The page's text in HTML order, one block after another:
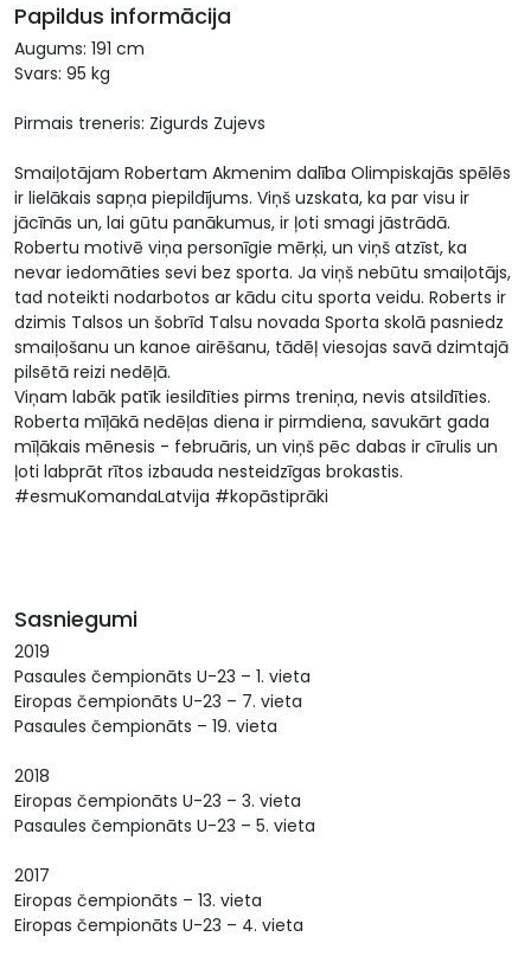
Papildus informācija
Augums: 191 cm
Svars: 95 kg
Pirmais treneris: Zigurds Zujevs
Smaiļotājam Robertam Akmenim dalība Olimpiskajās spēlēs
ir lielākais sapņa piepildījums. Viņš uzskata, ka par visu ir
jācīnās un, lai gūtu panākumus, ir ļoti smagi jāstrādā.
Robertu motivē viņa personīgie mērķi, un viņš atzīst, ka
nevar iedomāties sevi bez sporta. Ja viņš nebūtu smaiļotājs,
tad noteikti nodarbotos ar kādu citu sporta veidu. Roberts ir
dzimis Talsos un šobrīd Talsu novada Sporta skolā pasniedz
smaiļošanu un kanoe airēšanu, tādēļ viesojas savā dzimtajā
pilsētā reizi nedēļā.
Viņam labāk patīk iesildīties pirms treniņa, nevis atsildīties.
Roberta mīļākā nedēļas diena ir pirmdiena, savukārt gada
mīļākais mēnesis - februāris, un viņš pēc dabas ir cīrulis un
ļoti labprāt rītos izbauda nesteidzīgas brokastis.
#esmuKomandaLatvija #kopāstiprāki
Sasniegumi
2019
Pasaules čempionāts U-23 – 1. vieta
Eiropas čempionāts U-23 – 7. vieta
Pasaules čempionāts – 19. vieta
2018
Eiropas čempionāts U-23 – 3. vieta
Pasaules čempionāts U-23 – 5. vieta
2017
Eiropas čempionāts – 13. vieta
Eiropas čempionāts U-23 – 4. vieta